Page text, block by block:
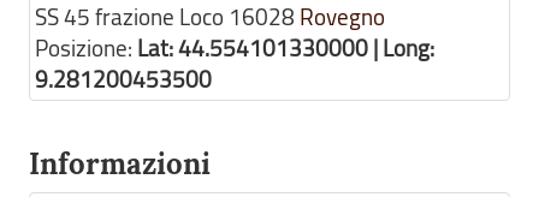
SS 45 frazione Loco 16028 Rovegno
Posizione: Lat: 44.554101330000 | Long:
9.281200453500
Informazioni